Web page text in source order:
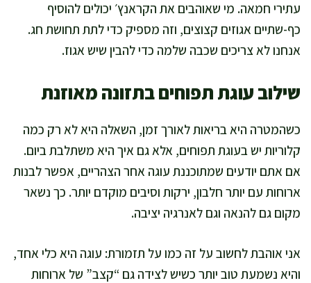
עתירי חמאה. מי שאוהבים את הקראנץ׳ יכולים להוסיף
כף-שתיים אגוזים קצוצים, וזה מספיק כדי לתת תחושת חג.
אנחנו לא צריכים שכבה שלמה כדי להבין שיש אגוז.
שילוב עוגת תפוחים בתזונה מאוזנת
כשהמטרה היא בריאות לאורך זמן, השאלה היא לא רק כמה
קלוריות יש בעוגת תפוחים, אלא גם איך היא משתלבת ביום.
אם אתם יודעים שמתוכננת עוגה אחר הצהריים, אפשר לבנות
ארוחות עם יותר חלבון, ירקות וסיבים מוקדם יותר. כך נשאר
מקום גם להנאה וגם לאנרגיה יציבה.
אני אוהבת לחשוב על זה כמו על תזמורת: עוגה היא כלי אחד,
והיא נשמעת טוב יותר כשיש לצידה גם “קצב” של ארוחות